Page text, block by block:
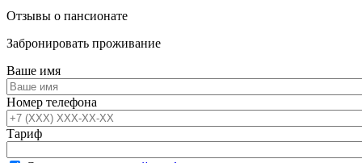
Отзывы о пансионате
Забронировать проживание
Ваше имя
Номер телефона
Тариф